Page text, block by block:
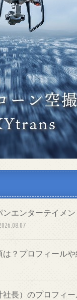
エンターテイメ
？プロフィールや
社長）のプロフィ